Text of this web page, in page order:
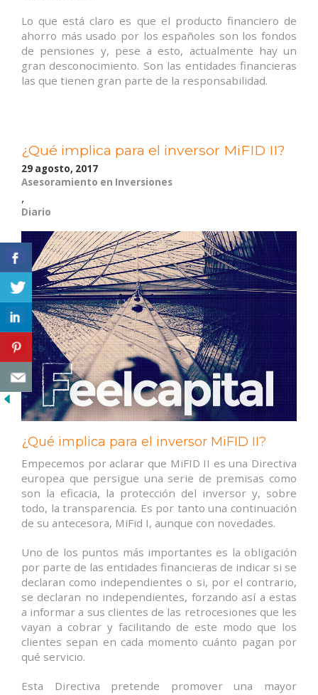
Lo que está claro es que el producto financiero de
ahorro más usado por los españoles son los fondos
de pensiones y, pese a esto, actualmente hay un
gran desconocimiento. Son las entidades financieras
las que tienen gran parte de la responsabilidad.
¿Qué implica para el inversor MiFID II?
29 agosto, 2017
Asesoramiento en Inversiones
,
Diario
¿Qué implica para el inversor MiFID II?
Empecemos por aclarar que MiFID II es una Directiva
europea que persigue una serie de premisas como
son la eficacia, la protección del inversor y, sobre
todo, la transparencia. Es por tanto una continuación
de su antecesora, MiFid I, aunque con novedades.
Uno de los puntos más importantes es la obligación
por parte de las entidades financieras de indicar si se
declaran como independientes o si, por el contrario,
se declaran no independientes, forzando así a estas
a informar a sus clientes de las retrocesiones que les
vayan a cobrar y facilitando de este modo que los
clientes sepan en cada momento cuánto pagan por
qué servicio.
Esta Directiva pretende promover una mayor